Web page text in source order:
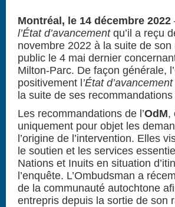
Montréal, le 14 décembre 2022
l’État d’avancementqu’il a reçu
novembre 2022 à la suite de son
public le 4 mai dernier
Milton-Parc. De façon générale,
positivement l ’État d’avancement
la suite de ses
Les recommandations de l’OdM,
uniquement pour objet les
l’origine de l’intervention. Elles
le soutien et les services
Nations et Inuits en situation
l’enquête. L’Ombudsman a
de la communauté autochtone
entrepris depuis la sortie de son